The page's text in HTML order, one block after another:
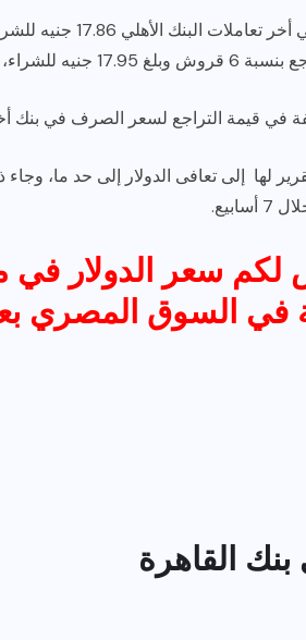
و 18.05 للبيع.
في قيمة التراجع لسعر الصرف في بنك
لها إلى تعافى الدولار إلى حد ما،
لكم سعر الدولار في
في السوق المصري
القاهرة